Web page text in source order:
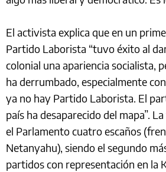
El activista explica que en un
Partido Laborista “tuvo éxito al
colonial una apariencia socialista,
ha derrumbado, especialmente
ya no hay Partido Laborista. El
país ha desaparecido del mapa”.
el Parlamento cuatro escaños
Netanyahu), siendo el segundo
partidos con representación en la